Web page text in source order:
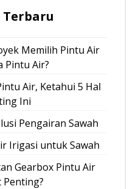
Terbaru
Memilih Pintu Air
Pintu Air?
Air, Ketahui 5 Hal
Ini
Pengairan Sawah
Irigasi untuk Sawah
Gearbox Pintu Air
Penting?